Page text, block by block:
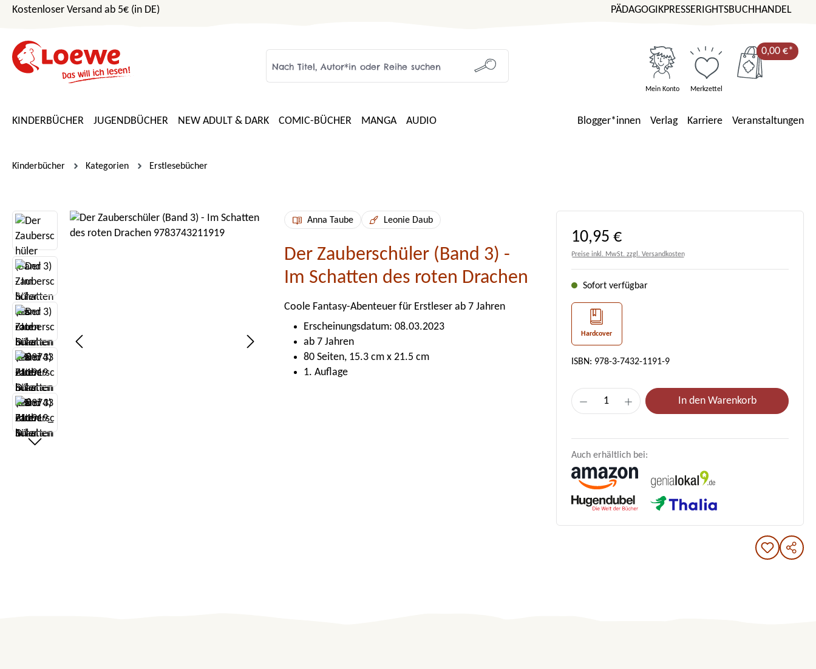
Hauptinhalt springen
Zur Suche springen
Zur Hauptnavigation springen
Kostenloser Versand ab 5€ (in DE) PÄDAGOGIKPRESSERIGHTSBUCHHANDEL
Mein Konto Merkzettel
0,00 €*
KINDERBÜCHER JUGENDBÜCHER NEW ADULT & DARK COMIC-BÜCHER MANGA AUDIO Blogger*innen Verlag Karriere Veranstaltungen
Kinderbücher Kategorien Erstlesebücher
Bildergalerie überspringen Anna Taube Leonie Daub
Der Zauberschüler (Band 3) -
Im Schatten des roten Drachen
Coole Fantasy-Abenteuer für Erstleser ab 7 Jahren
Erscheinungsdatum: 08.03.2023
ab 7 Jahren
80 Seiten, 15.3 cm x 21.5 cm
1. Auflage
Regulärer Preis:
10,95 €
Preise inkl. MwSt. zzgl. Versandkosten
Sofort verfügbar
Hardcover
ISBN: 978-3-7432-1191-9
Produkt Anzahl: Gib den gewünschten
In den Warenkorb
Auch erhältlich bei: